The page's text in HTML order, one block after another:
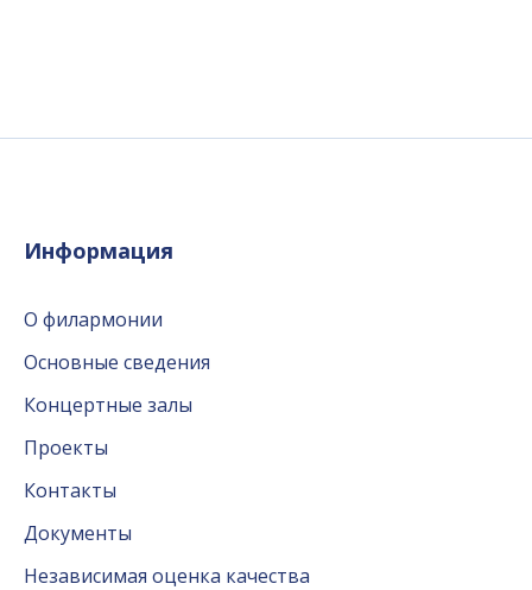
Информация
О филармонии
Основные сведения
Концертные залы
Проекты
Контакты
Документы
Независимая оценка качества